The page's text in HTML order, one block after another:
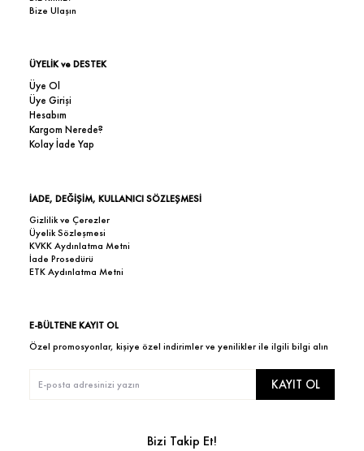
Bize Ulaşın
ÜYELİK ve DESTEK
Üye Ol
Üye Girişi
Hesabım
Kargom Nerede?
Kolay İade Yap
İADE, DEĞİŞİM, KULLANICI SÖZLEŞMESİ
Gizlilik ve Çerezler
Üyelik Sözleşmesi
KVKK Aydınlatma Metni
İade Prosedürü
ETK Aydınlatma Metni
E-BÜLTENE KAYIT OL
Özel promosyonlar, kişiye özel indirimler ve yenilikler ile ilgili bilgi alın
KAYIT OL
Bizi Takip Et!